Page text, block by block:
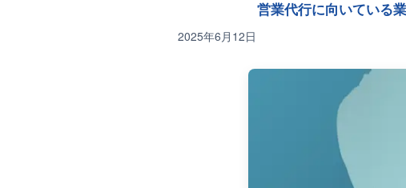
営業代行に向いている
2025年6月12日